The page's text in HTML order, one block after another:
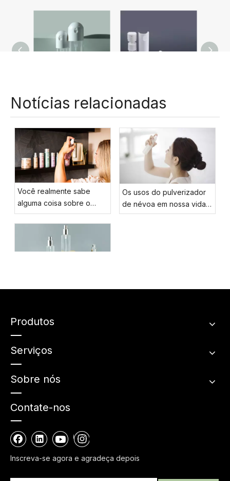
Notícias relacionadas
Você realmente sabe
alguma coisa sobre o
pulverizador de névoa
facial?
Os usos do pulverizador
de névoa em nossa vida
diária
Quanto você sabe sobre
Produtos
Serviços
Sobre nós
Contate-nos
Inscreva-se agora e agradeça depois